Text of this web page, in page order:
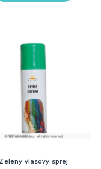
Zelený vlasový sprej